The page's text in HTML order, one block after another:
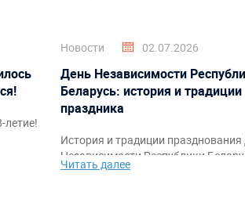
и
Новости 02.07.2026
День Независимости
Беларусь: история и традиции
праздника
История и традиции
Независимости Республики
также идеи тематического
Читать далее